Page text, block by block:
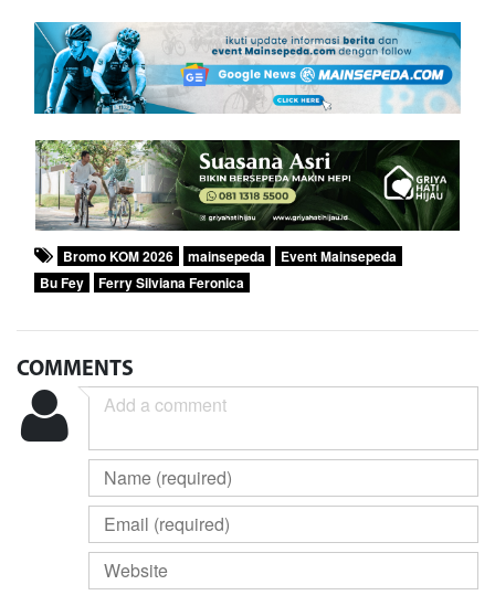
Bromo KOM 2026 mainsepeda
Event Mainsepeda
Bu Fey
Ferry Silviana Feronica
COMMENTS